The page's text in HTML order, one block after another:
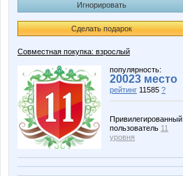
Игнорировать
Сделать подарок
Совместная покупка: взрослый
популярность:
20023 место
рейтинг 11585 ?
Привилегированный
пользователь 11
уровня